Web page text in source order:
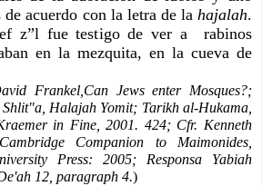
de acuerdo con la letra de la hajalah.
z”l fue testigo de ver a  rabinos
en la mezquita, en la cueva de
Frankel,Can Jews enter Mosques?;
Shlit"a, Halajah Yomit; Tarikh al-Hukama,
in Fine, 2001. 424; Cfr. Kenneth
Companion to Maimonides,
Press: 2005; Responsa Yabiah
12, paragraph 4.)